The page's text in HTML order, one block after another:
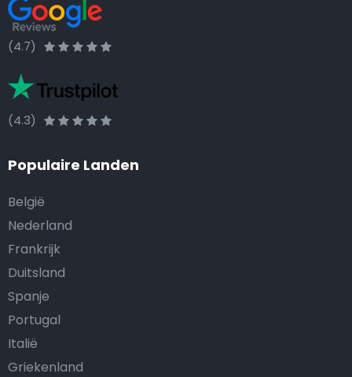
(4.7)
(4.3)
Populaire Landen
België
Nederland
Frankrijk
Duitsland
Spanje
Portugal
Italië
Griekenland